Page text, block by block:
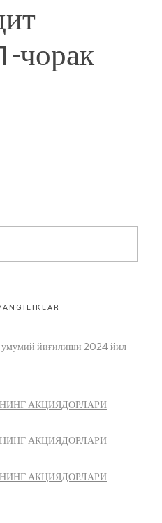
чорак
умумий йиғилиши 2024 йил
АКЦИЯДОРЛАРИ
АКЦИЯДОРЛАРИ
АКЦИЯДОРЛАРИ